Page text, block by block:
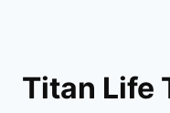
Titan Life